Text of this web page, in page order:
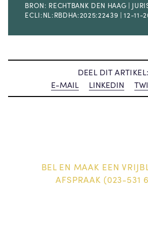
BRON: RECHTBANK DEN HAAG |
ECLI:NL:RBDHA:2025:22439 | 12-11-
DEEL DIT ARTIKEL:
E-MAIL
LINKEDIN
BEL EN MAAK EEN
AFSPRAAK (023-531